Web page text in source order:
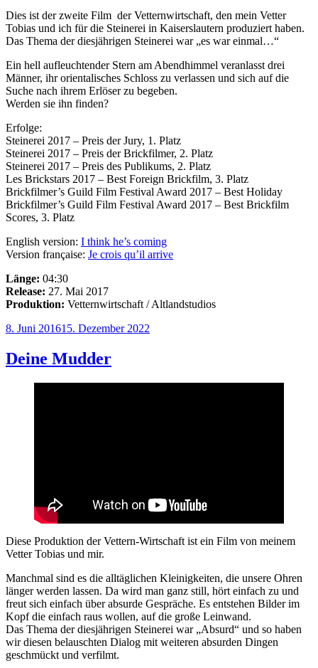
Dies ist der zweite Film der Vetternwirtschaft, den mein Vetter
Tobias und ich für die Steinerei in Kaiserslautern produziert haben.
Das Thema der diesjährigen Steinerei war „es war einmal…“
Ein hell aufleuchtender Stern am Abendhimmel veranlasst drei
Männer, ihr orientalisches Schloss zu verlassen und sich auf die
Suche nach ihrem Erlöser zu begeben.
Werden sie ihn finden?
Erfolge:
Steinerei 2017 – Preis der Jury, 1. Platz
Steinerei 2017 – Preis der Brickfilmer, 2. Platz
Steinerei 2017 – Preis des Publikums, 2. Platz
Les Brickstars 2017 – Best Foreign Brickfilm, 3. Platz
Brickfilmer’s Guild Film Festival Award 2017 – Best Holiday
Brickfilmer’s Guild Film Festival Award 2017 – Best Brickfilm
Scores, 3. Platz
English version: I think he’s coming
Version française: Je crois qu’il arrive
Länge: 04:30
Release: 27. Mai 2017
Produktion: Vetternwirtschaft / Altlandstudios
Veröffentlicht
8. Juni 201615. Dezember 2022
Deine Mudder
Diese Produktion der Vettern-Wirtschaft ist ein Film von meinem
Vetter Tobias und mir.
Manchmal sind es die alltäglichen Kleinigkeiten, die unsere Ohren
länger werden lassen. Da wird man ganz still, hört einfach zu und
freut sich einfach über absurde Gespräche. Es entstehen Bilder im
Kopf die einfach raus wollen, auf die große Leinwand.
Das Thema der diesjährigen Steinerei war „Absurd“ und so haben
wir diesen belauschten Dialog mit weiteren absurden Dingen
geschmückt und verfilmt.